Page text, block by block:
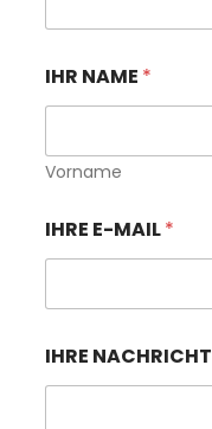
-
M
I
L
*
IHR NAME *
Vorname
IHRE E-MAIL*
IHRE NACHRICHT